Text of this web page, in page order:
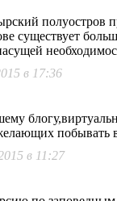
полуостров
существует
в 17:36
побывать
в 11:27